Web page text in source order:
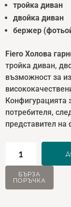
тройка диван
двойка диван
бержер
Fiero Холова
тройка диван,
възможност за
Конфигурацията
потребителя,
представител на
Fiero
Холова
БЪРЗА
ПОРЪЧКА